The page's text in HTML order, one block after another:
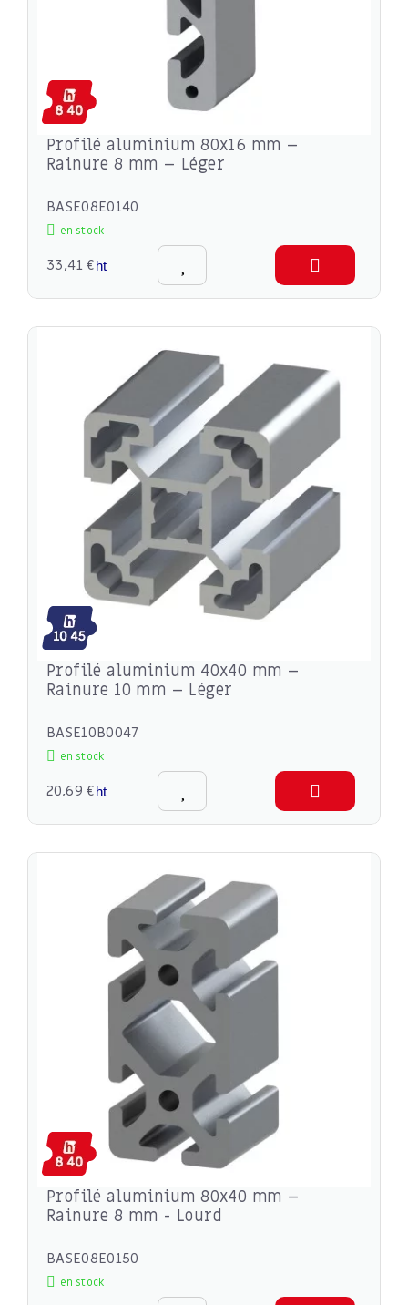
Profilé aluminium 80x16 mm –
Rainure 8 mm – Léger
BASE08E0140
en stock
33,41 €ht
Profilé aluminium 40x40 mm –
Rainure 10 mm – Léger
BASE10B0047
en stock
20,69 €ht
Profilé aluminium 80x40 mm –
Rainure 8 mm - Lourd
BASE08E0150
en stock